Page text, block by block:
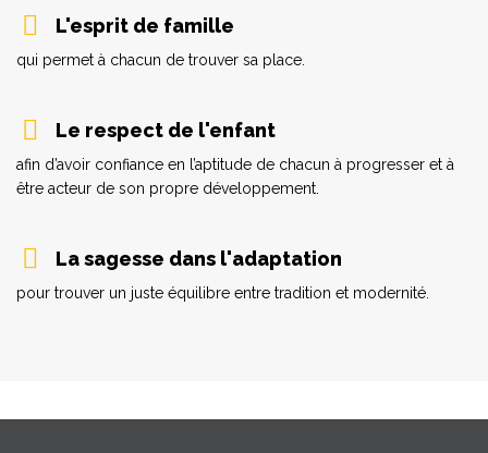
L'esprit de famille
qui permet à chacun de trouver sa place.
Le respect de l'enfant
afin d’avoir confiance en l’aptitude de chacun à progresser et à
être acteur de son propre développement.
La sagesse dans l'adaptation
pour trouver un juste équilibre entre tradition et modernité.